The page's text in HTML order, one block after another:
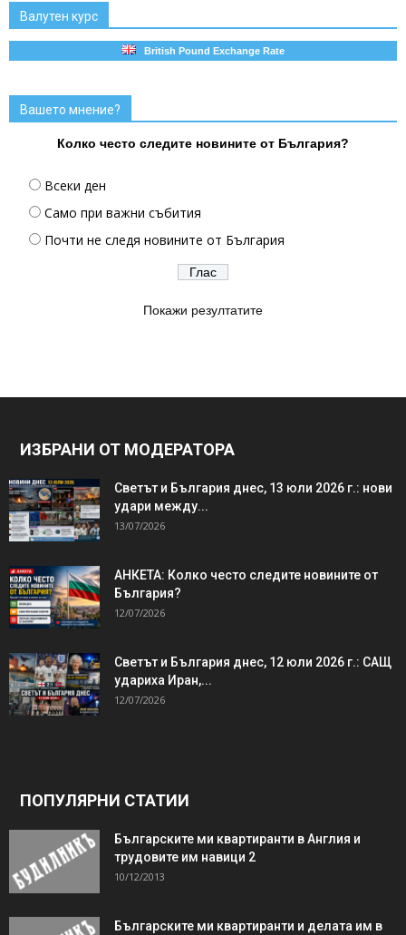
Валутен курс
British Pound Exchange Rate
Вашето мнение?
Колко често следите новините от България?
Всеки ден
Само при важни събития
Почти не следя новините от България
Покажи резултатите
ИЗБРАНИ ОТ МОДЕРАТОРА
Светът и България днес, 13 юли 2026 г.: нови
удари между...
13/07/2026
АНКЕТА: Колко често следите новините от
България?
12/07/2026
Светът и България днес, 12 юли 2026 г.: САЩ
удариха Иран,...
12/07/2026
ПОПУЛЯРНИ СТАТИИ
Българските ми квартиранти в Англия и
трудовите им навици 2
10/12/2013
Българските ми квартиранти и делата им в